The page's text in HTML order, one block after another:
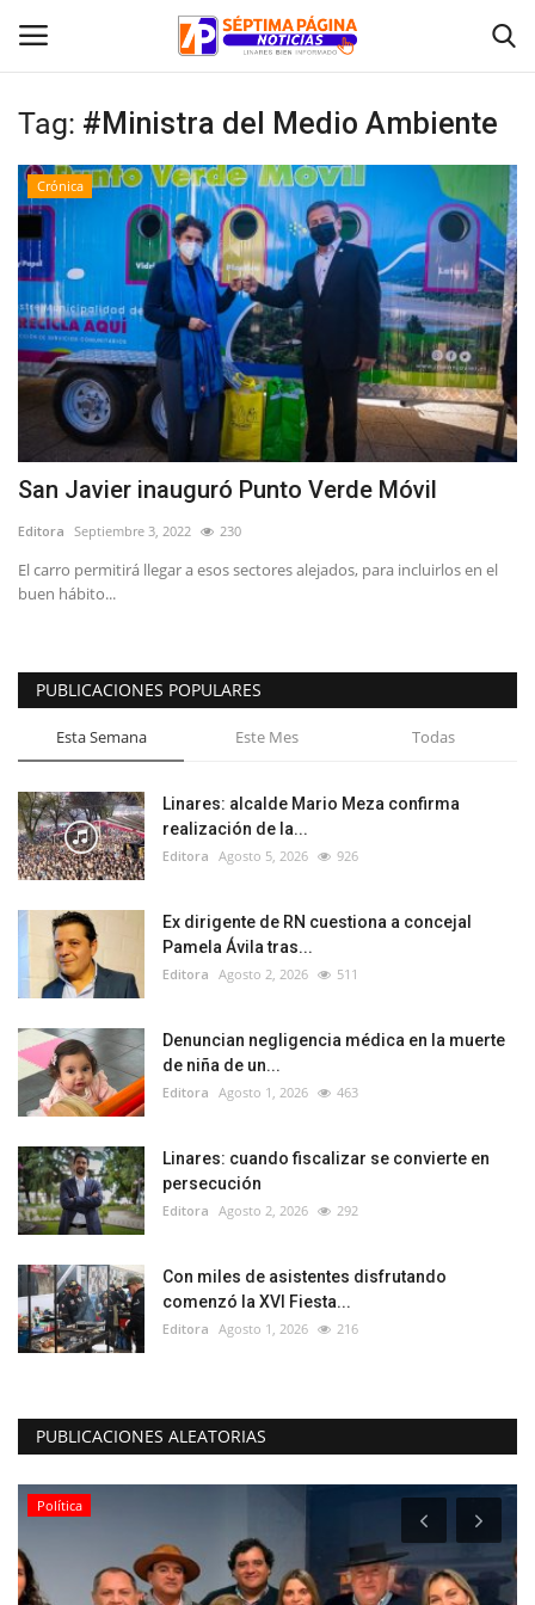
Inicio
Crónica
Policial
Tribunales
Deporte
Política
Espectáculos
Tag: #Ministra del Medio Ambiente
Crónica
San Javier inauguró Punto Verde Móvil
Editora Septiembre 3, 2022 230
El carro permitirá llegar a esos sectores alejados, para incluirlos en el
buen hábito...
PUBLICACIONES POPULARES
Esta Semana Este Mes Todas
Linares: alcalde Mario Meza confirma
realización de la...
Editora Agosto 5, 2026 926
Ex dirigente de RN cuestiona a concejal
Pamela Ávila tras...
Editora Agosto 2, 2026 511
Denuncian negligencia médica en la muerte
de niña de un...
Editora Agosto 1, 2026 463
Linares: cuando fiscalizar se convierte en
persecución
Editora Agosto 2, 2026 292
Con miles de asistentes disfrutando
comenzó la XVI Fiesta...
Editora Agosto 1, 2026 216
PUBLICACIONES ALEATORIAS
Política